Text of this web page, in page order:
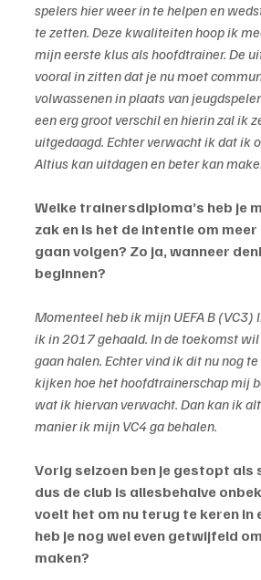
spelers hier weer in te helpen en
te zetten. Deze kwaliteiten hoop ik
mijn eerste klus als hoofdtrainer. De
vooral in zitten dat je nu moet
volwassenen in plaats van
een erg groot verschil en hierin zal ik
uitgedaagd. Echter verwacht ik dat ik
Altius kan uitdagen en beter kan
Welke trainersdiploma’s heb je
zak en is het de intentie om
gaan volgen? Zo ja, wanneer
beginnen?
Momenteel heb ik mijn UEFA B (VC3)
ik in 2017 gehaald. In de toekomst
gaan halen. Echter vind ik dit nu nog
kijken hoe het hoofdtrainerschap mij
wat ik hiervan verwacht. Dan kan ik
manier ik mijn VC4 ga behalen.
Vorig seizoen ben je gestopt als
dus de club is allesbehalve
voelt het om nu terug te keren in
heb je nog wel even getwijfeld
maken?